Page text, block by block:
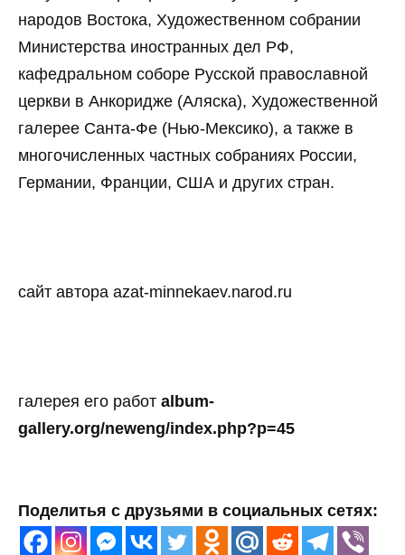
народов Востока, Художественном собрании
Министерства иностранных дел РФ,
кафедральном соборе Русской православной
церкви в Анкоридже (Аляска), Художественной
галерее Санта-Фе (Нью-Мексико), а также в
многочисленных частных собраниях России,
Германии, Франции, США и других стран.
сайт автора azat-minnekaev.narod.ru
галерея его работ album-
gallery.org/neweng/index.php?p=45
Поделитья с друзьями в социальных сетях: